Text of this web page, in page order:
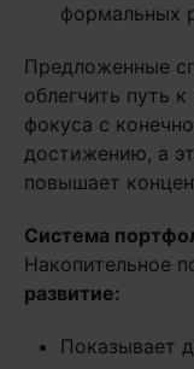
формальных
Предложенные
облегчить путь
фокуса с
достижению, а
повышает
Система
Накопительное
развитие:
Показывает